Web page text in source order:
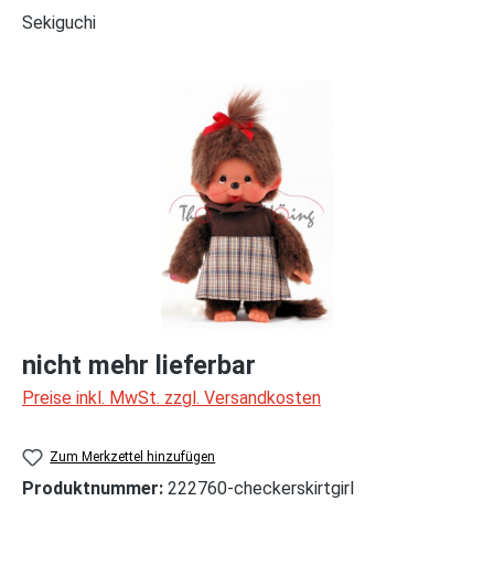
Sekiguchi
nicht mehr lieferbar
Preise inkl. MwSt. zzgl. Versandkosten
Zum Merkzettel hinzufügen
Produktnummer: 222760-checkerskirtgirl